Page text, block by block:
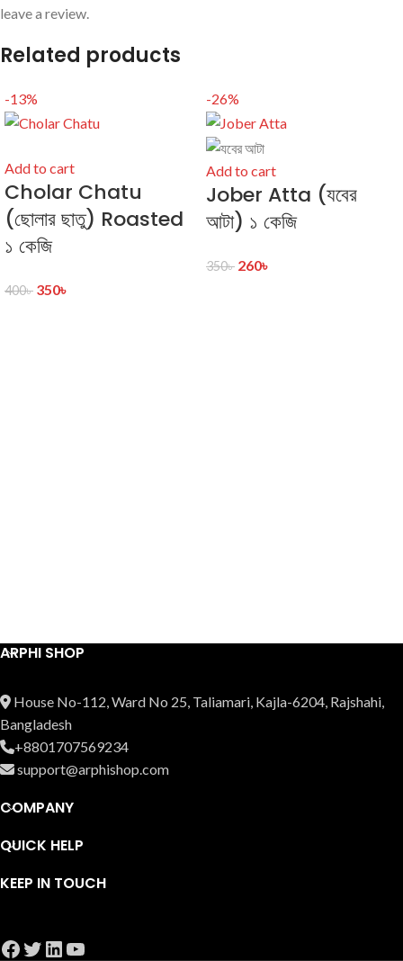
leave a review.
Related products
-13%
Add to cart
Cholar Chatu
(ছোলার ছাতু) Roasted
১ কেজি
400৳ 350৳
-26%
Add to cart
Jober Atta (যবের
আটা) ১ কেজি
350৳ 260৳
ARPHI SHOP
House No-112, Ward No 25, Taliamari, Kajla-6204, Rajshahi,
Bangladesh
+8801707569234
support@arphishop.com
COMPANY
QUICK HELP
KEEP IN TOUCH